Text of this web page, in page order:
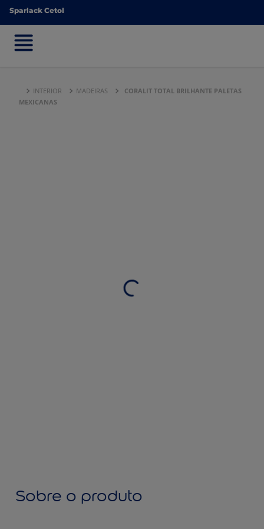
Sparlack Cetol
Sparlack Cetol
INTERIOR MADEIRAS
CORALIT TOTAL BRILHANTE PALETAS
MEXICANAS
Sobre o produto